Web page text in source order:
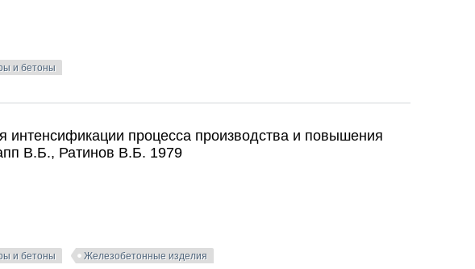
и бетоны
интенсификации процесса производства и повышения
В.Б., Ратинов В.Б. 1979
и бетоны Железобетонные изделия